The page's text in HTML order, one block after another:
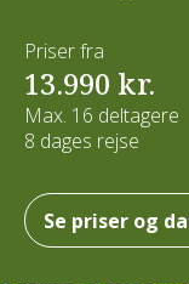
Priser fra
13.990 kr.
Max. 16 deltagere
8 dages rejse
Se priser og